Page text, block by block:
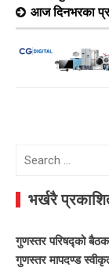
आज दिनभरका
Search
भर्खरै
गुणस्तर परिषद्को
गुणस्तर मापदण्ड